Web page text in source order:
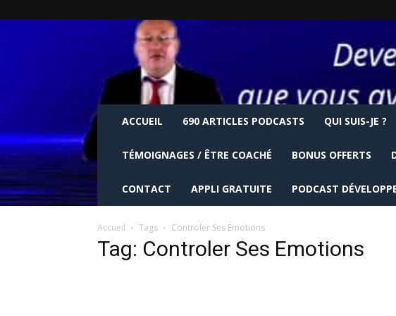
ACCUEIL 690 ARTICLES PODCASTS QUI SUIS-JE ?
TÉMOIGNAGES / ÊTRE COACHÉ BONUS OFFERTS
CONTACT APPLI GRATUITE PODCAST
Accueil Tags Controler Ses Emotions
Tag: Controler Ses Emotions